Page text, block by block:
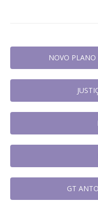
NOVO PLANO
GT